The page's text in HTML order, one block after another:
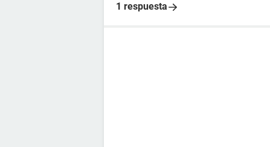
1 respuesta